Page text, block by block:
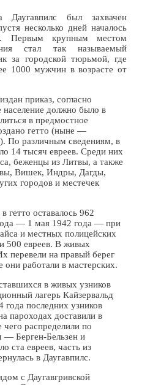
был захвачен
несколько дней началось
Первым крупным местом
стал так называемый
за городской тюрьмой, где
1000 мужчин в возрасте от
приказ, согласно
население должно было в
в предмостное
гетто (ныне —
По различным сведениям, в
14 тысяч евреев. Среди них
беженцы из Литвы, а также
Вишек, Индры, Дагды,
городов и местечек
гетто оставалось 962
— 1 мая 1942 года — при
и местных полицейских
500 евреев. В живых
перевели на правый берег
они работали в мастерских.
в живых узников
лагерь Кайзервальд
последних узников
пароходах доставили в
распределили по
— Берген-Бельзен и
ста евреев, часть из
в Даугавпилс.
с Даугавгривской